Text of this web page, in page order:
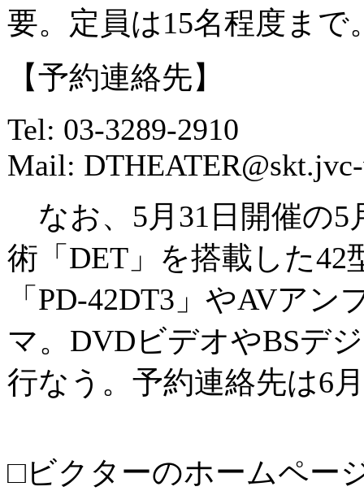
要。定員は15名程度まで
【予約連絡先】
Tel: 03-3289-2910
Mail:
なお、5月31日開催の5
術「DET」を搭載した
「PD-42DT3」やAVア
マ。DVDビデオやBSデ
行なう。予約連絡先は6
□ビクターのホームペー